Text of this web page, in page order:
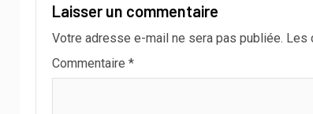
Laisser un commentaire
Votre adresse e-mail ne sera pas publiée. Les
Commentaire *